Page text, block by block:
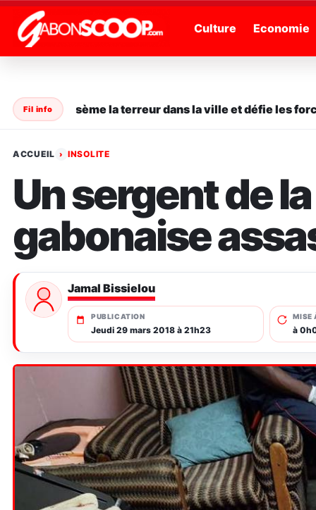
" /> Culture Economie
Fil info
série sème la terreur dans la ville et défie les forces
ACCUEIL › INSOLITE
Un sergent de
gabonaise
Jamal Bissielou
PUBLICATION
Jeudi 29 mars 2018 à 21h23
MISE
à